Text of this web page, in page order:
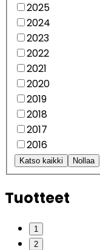
2025
2024
2023
2022
2021
2020
2019
2018
2017
2016
Katso kaikki Nollaa
Tuotteet
1
2